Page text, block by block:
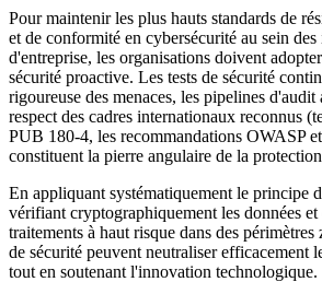
Pour maintenir les plus hauts standards de
et de conformité en cybersécurité au sein
d'entreprise, les organisations doivent
sécurité proactive. Les tests de sécurité
rigoureuse des menaces, les pipelines d'audit
respect des cadres internationaux reconnus
PUB 180-4, les recommandations OWASP
constituent la pierre angulaire de la
En appliquant systématiquement le principe
vérifiant cryptographiquement les données et
traitements à haut risque dans des périmètres
de sécurité peuvent neutraliser efficacement
tout en soutenant l'innovation technologique.